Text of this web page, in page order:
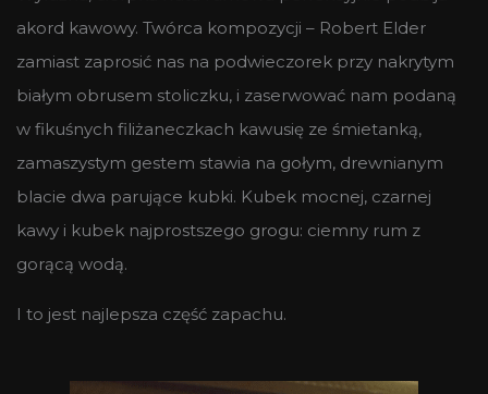
akord kawowy. Twórca kompozycji – Robert Elder
zamiast zaprosić nas na podwieczorek przy nakrytym
białym obrusem stoliczku, i zaserwować nam podaną
w fikuśnych filiżaneczkach kawusię ze śmietanką,
zamaszystym gestem stawia na gołym, drewnianym
blacie dwa parujące kubki. Kubek mocnej, czarnej
kawy i kubek najprostszego grogu: ciemny rum z
gorącą wodą.
I to jest najlepsza część zapachu.